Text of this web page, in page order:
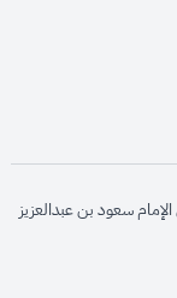
opens in
سعود بن عبدالعزيز